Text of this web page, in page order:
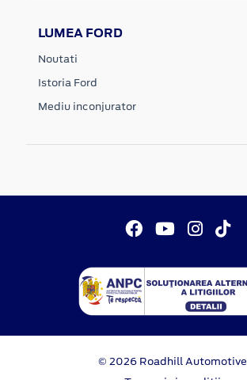
LUMEA FORD
Noutati
Istoria Ford
Mediu inconjurator
© 2026 Roadhill Automotive